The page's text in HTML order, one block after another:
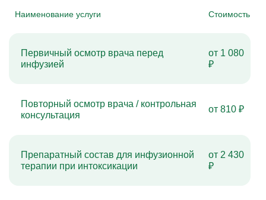
Наименование услуги Стоимость
Первичный осмотр врача перед
инфузией
от 1 080
₽
Повторный осмотр врача / контрольная
консультация
от 810 ₽
Препаратный состав для инфузионной
терапии при интоксикации
от 2 430
₽